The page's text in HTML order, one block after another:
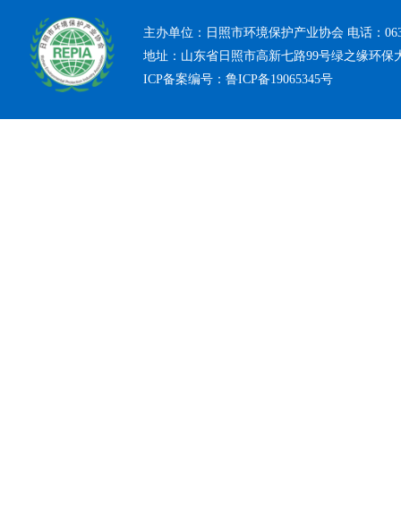
主办单位：日照市环境保护产业协会 电话：
地址：山东省日照市高新七路99号绿之缘环保
ICP备案编号： 鲁ICP备19065345号